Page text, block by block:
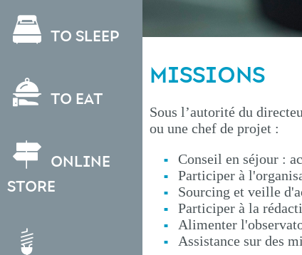
To sleep
To eat
Online
store
MISSIONS
Sous l’autorité du
ou une chef de projet :
Conseil en séjour :
Participer à
Sourcing et veille
Participer à la
Alimenter
Assistance sur des